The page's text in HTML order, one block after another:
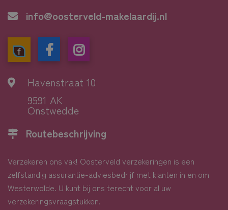
info@oosterveld-makelaardij.nl
Havenstraat 10
9591 AK
Onstwedde
Routebeschrijving
Verzekeren ons vak! Oosterveld verzekeringen is een
zelfstandig assurantie-adviesbedrijf met klanten in en om
Westerwolde. U kunt bij ons terecht voor al uw
verzekeringsvraagstukken.